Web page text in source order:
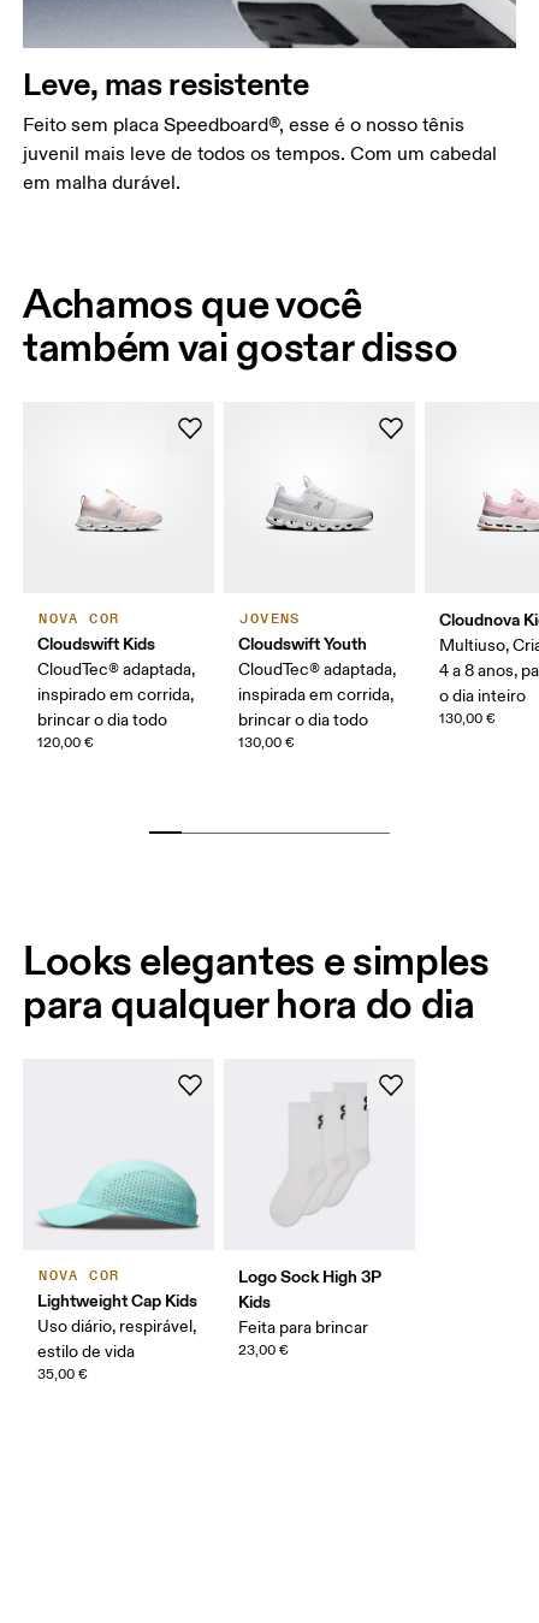
Leve, mas resistente
Feito sem placa Speedboard®, esse é o nosso tênis
juvenil mais leve de todos os tempos. Com um cabedal
em malha durável.
Achamos que você
também vai gostar disso
NOVA COR
Cloudswift Kids
CloudTec® adaptada,
inspirado em corrida,
brincar o dia todo
120,00 €
JOVENS
Cloudswift Youth
CloudTec® adaptada,
inspirada em corrida,
brincar o dia todo
130,00 €
Cloudnova
Multiuso,
4 a 8 anos,
o dia inteiro
130,00 €
Looks elegantes e simples
para qualquer hora do dia
NOVA COR
Lightweight Cap Kids
Uso diário, respirável,
estilo de vida
35,00 €
Logo Sock High 3P
Kids
Feita para brincar
23,00 €